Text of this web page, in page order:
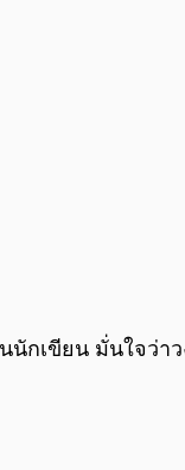
นักเขียน มั่นใจว่า